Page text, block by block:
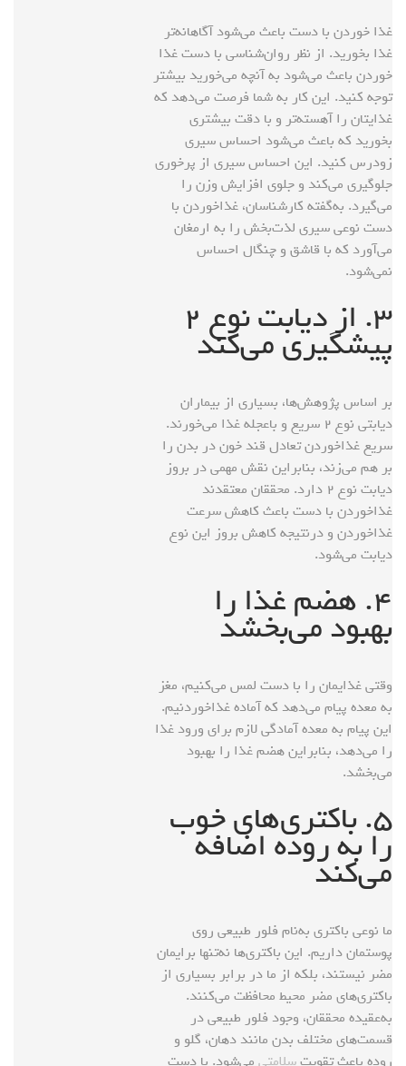
غذا خوردن با دست باعث می‌شود آگاهانه‌تر
غذا بخورید. از نظر روان‌شناسی با دست غذا
خوردن باعث می‌شود به آنچه می‌خورید بیشتر
توجه کنید. این کار به شما فرصت می‌دهد که
غذایتان را آهسته‌تر و با دقت بیشتری
بخورید که باعث می‌شود احساس سیری
زودرس کنید. این احساس سیری از پرخوری
جلوگیری می‌کند و جلوی افزایش وزن را
می‌گیرد. به‌گفته کارشناسان، غذاخوردن با
دست نوعی سیری لذت‌بخش را به ارمغان
می‌آورد که با قاشق و چنگال احساس
نمی‌شود.
۳. از دیابت نوع ۲
پیشگیری می‌کند
بر اساس پژوهش‌ها، بسیاری از بیماران
دیابتی نوع ۲ سریع و باعجله غذا می‌خورند.
سریع غذاخوردن تعادل قند خون در بدن را
بر هم می‌زند، بنابراین نقش مهمی در بروز
دیابت نوع ۲ دارد. محققان معتقدند
غذاخوردن با دست باعث کاهش سرعت
غذاخوردن و درنتیجه کاهش بروز این نوع
دیابت می‌شود.
۴. هضم غذا را
بهبود می‌بخشد
وقتی غذایمان را با دست لمس می‌کنیم، مغز
به معده پیام می‌دهد که آماده غذاخوردنیم.
این پیام به معده آمادگی لازم برای ورود غذا
را می‌دهد، بنابراین هضم غذا را بهبود
می‌بخشد.
۵. باکتری‌های خوب
را به روده اضافه
می‌کند
ما نوعی باکتری به‌نام فلور طبیعی روی
پوستمان داریم. این باکتری‌ها نه‌تنها برایمان
مضر نیستند، بلکه از ما در برابر بسیاری از
باکتری‌های مضر محیط محافظت می‌کنند.
به‌عقیده محققان، وجود فلور طبیعی در
قسمت‌های مختلف بدن مانند دهان، گلو و
روده باعث تقویتسلامتی می‌شود. با دست